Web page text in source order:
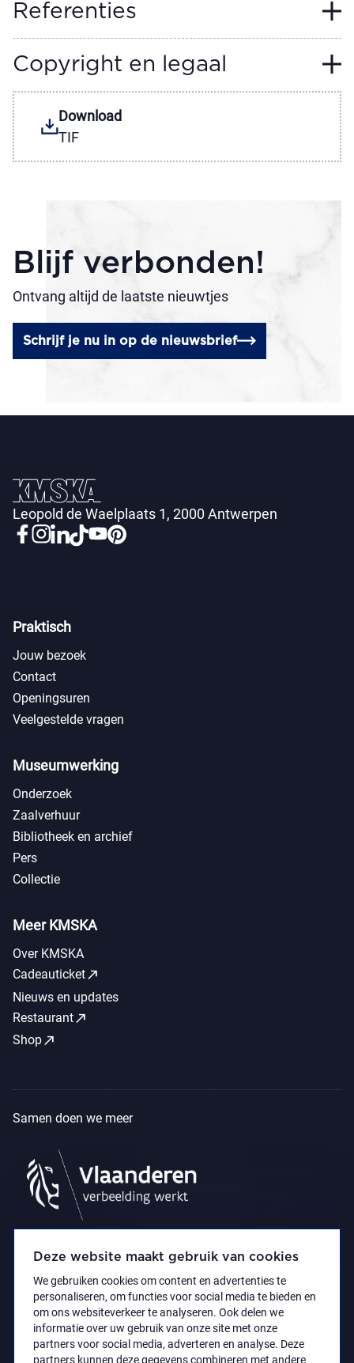
Deze website maakt gebruik van cookies
We gebruiken cookies om content en advertenties te
personaliseren, om functies voor social media te bieden en
om ons websiteverkeer te analyseren. Ook delen we
informatie over uw gebruik van onze site met onze
partners voor social media, adverteren en analyse. Deze
partners kunnen deze gegevens combineren met andere
Referenties
Copyright en legaal
Download
TIF
Blijf verbonden!
Ontvang altijd de laatste nieuwtjes
Schrijf je nu in op de nieuwsbrief
Leopold de Waelplaats 1, 2000 Antwerpen
Praktisch
Jouw bezoek
Contact
Openingsuren
Veelgestelde vragen
Museumwerking
Onderzoek
Zaalverhuur
Bibliotheek en archief
Pers
Collectie
Meer KMSKA
Over KMSKA
Cadeauticketcall_made
Nieuws en updates
Restaurantcall_made
Shopcall_made
Samen doen we meer